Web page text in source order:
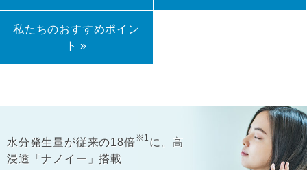
私たちのおすすめポイン
ト »
水分発生量が従来の18倍※1 に。高
浸透「ナノイー」搭載